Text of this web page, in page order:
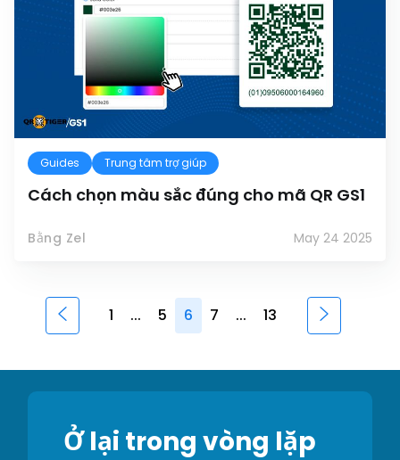
Guides Trung tâm trợ giúp
Cách chọn màu sắc đúng cho mã QR GS1
Bằng Zel May 24 2025
1 ... 5 6 7 ... 13
Ở lại trong vòng lặp